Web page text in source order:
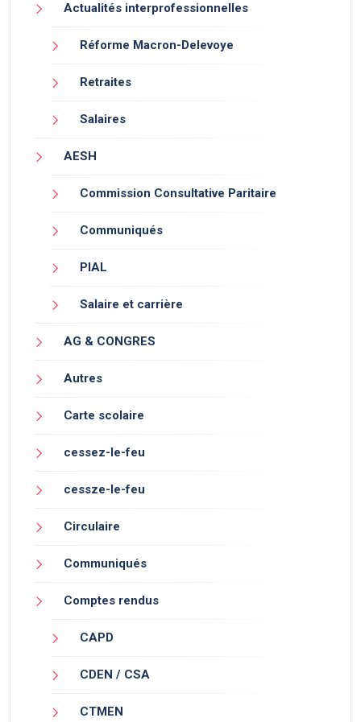
Actualités interprofessionnelles
Réforme Macron-Delevoye
Retraites
Salaires
AESH
Commission Consultative Paritaire
Communiqués
PIAL
Salaire et carrière
AG & CONGRES
Autres
Carte scolaire
cessez-le-feu
cessze-le-feu
Circulaire
Communiqués
Comptes rendus
CAPD
CDEN / CSA
CTMEN